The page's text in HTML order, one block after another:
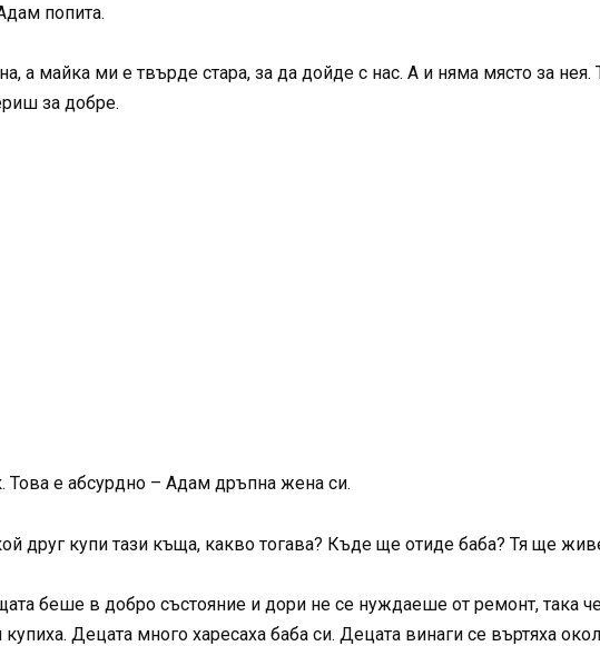
попита.
а майка ми е твърде стара, за да дойде с нас. А и няма място за
за добре.
Това е абсурдно – Адам дръпна жена си.
друг купи тази къща, какво тогава? Къде ще отиде баба? Тя ще
беше в добро състояние и дори не се нуждаеше от ремонт, така
Децата много харесаха баба си. Децата винаги се въртяха